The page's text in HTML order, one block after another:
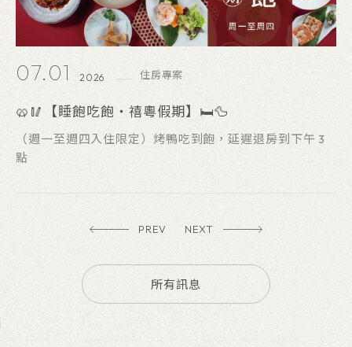
06.22 2026 住房專案
【最美淡江旅行】住房專案
最美淡江旅行｜住進八里，收藏淡江大橋最美回憶
PREV NEXT
所有訊息